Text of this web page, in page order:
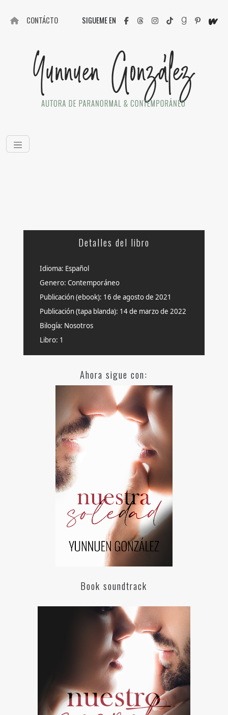
CONTÁCTO SIGUEME EN
Detalles del libro
Idioma: Español
Genero: Contemporáneo
Publicación (ebook): 16 de agosto de 2021
Publicación (tapa blanda): 14 de marzo de 2022
Bilogía: Nosotros
Libro: 1
Ahora sigue con:
Book soundtrack